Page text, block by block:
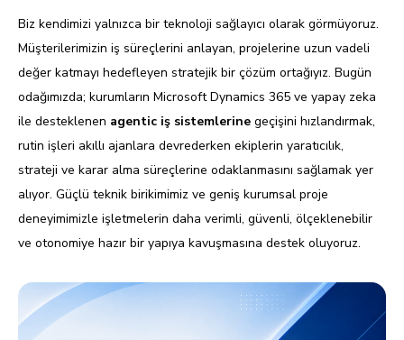
Biz kendimizi yalnızca bir teknoloji sağlayıcı olarak görmüyoruz.
Müşterilerimizin iş süreçlerini anlayan, projelerine uzun vadeli
değer katmayı hedefleyen stratejik bir çözüm ortağıyız. Bugün
odağımızda; kurumların Microsoft Dynamics 365 ve yapay zeka
ile desteklenen agentic iş sistemlerine geçişini hızlandırmak,
rutin işleri akıllı ajanlara devrederken ekiplerin yaratıcılık,
strateji ve karar alma süreçlerine odaklanmasını sağlamak yer
alıyor. Güçlü teknik birikimimiz ve geniş kurumsal proje
deneyimimizle işletmelerin daha verimli, güvenli, ölçeklenebilir
ve otonomiye hazır bir yapıya kavuşmasına destek oluyoruz.